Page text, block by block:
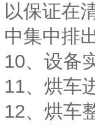
以保证在
中集中排
10、设备
11、烘车
12、烘车